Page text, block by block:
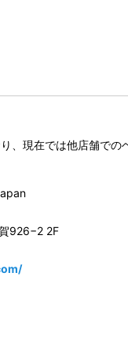
、現在では他店舗で
926−2 2F